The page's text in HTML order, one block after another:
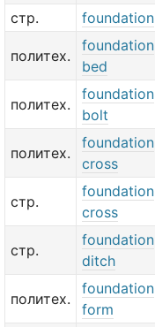
стр.
foundation
политех.
foundation
bed
политех.
foundation
bolt
политех.
foundation
cross
стр.
foundation
cross
стр.
foundation
ditch
политех.
foundation
form